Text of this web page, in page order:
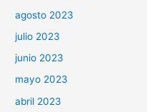
agosto 2023
julio 2023
junio 2023
mayo 2023
abril 2023